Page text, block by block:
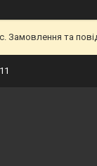
Замовлення та